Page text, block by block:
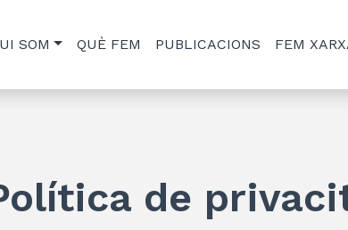
SOM QUÈ FEM PUBLICACIONS FEM
de